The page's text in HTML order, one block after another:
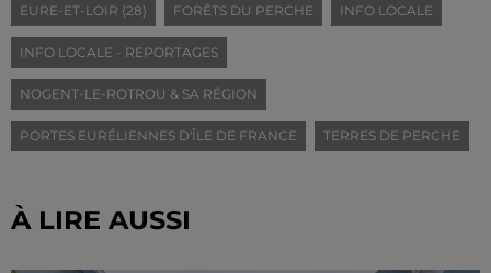
EURE-ET-LOIR (28) FORÊTS DU PERCHE INFO LOCALE
INFO LOCALE - REPORTAGES
NOGENT-LE-ROTROU & SA RÉGION
PORTES EURÉLIENNES D'ÎLE DE FRANCE TERRES DE PERCHE
À LIRE AUSSI